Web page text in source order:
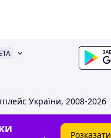
України, 2008-2026
Розказати